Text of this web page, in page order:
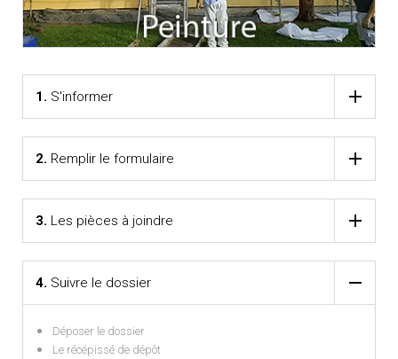
1. S'informer
2. Remplir le formulaire
3. Les pièces à joindre
4. Suivre le dossier
Déposer le dossier
Le récépissé de dépôt